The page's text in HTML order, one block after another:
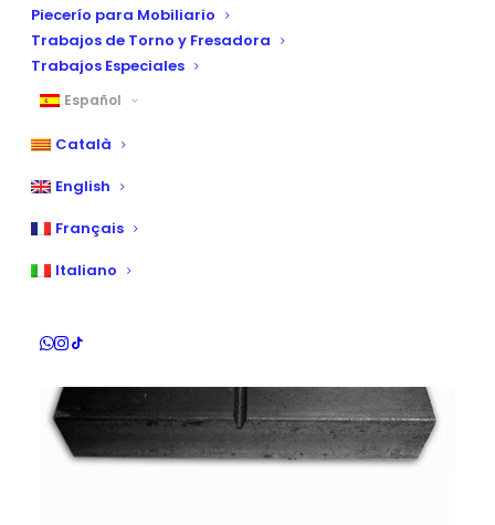
Piecerío para Mobiliario
Trabajos de Torno y Fresadora
Trabajos Especiales
Español
Català
English
Français
Italiano